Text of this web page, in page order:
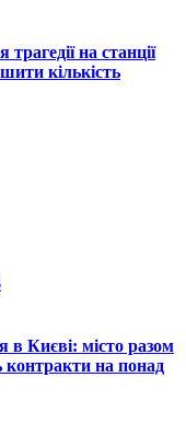
на станції
кількість
в Києві: місто разом
контракти на понад